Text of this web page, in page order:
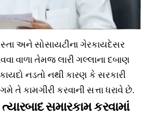
અને સોસાયટીના ગેરકાયદેસર
વાળા તેમજ લારી ગલ્લાના દબાણ
નડતો નથી કારણ કે સરકારી
તે કામગીરી કરવાની સત્તા ધરાવે છે.
સમારકામ કરવામાં